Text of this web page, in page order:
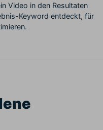
Video in den Resultaten
Keyword entdeckt, für